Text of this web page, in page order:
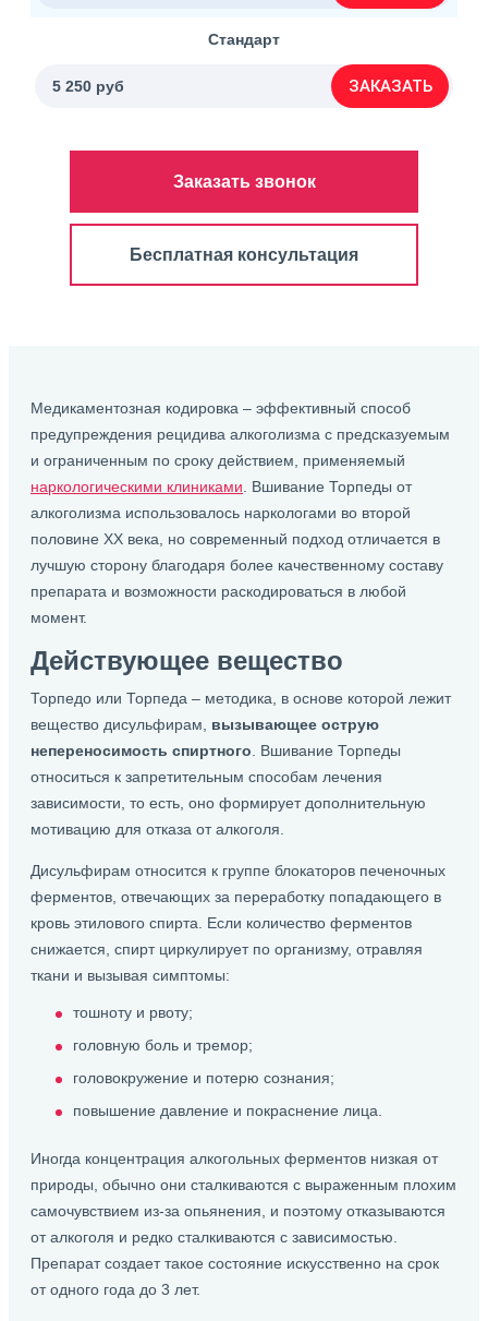
Стандарт
5 250 руб ЗАКАЗАТЬ
Заказать звонок
Бесплатная консультация
Медикаментозная кодировка – эффективный способ
предупреждения рецидива алкоголизма с предсказуемым
и ограниченным по сроку действием, применяемый
наркологическими клиниками . Вшивание Торпеды от
алкоголизма использовалось наркологами во второй
половине ХХ века, но современный подход отличается в
лучшую сторону благодаря более качественному составу
препарата и возможности раскодироваться в любой
момент.
Действующее вещество
Торпедо или Торпеда – методика, в основе которой лежит
вещество дисульфирам, вызывающее острую
непереносимость спиртного . Вшивание Торпеды
относиться к запретительным способам лечения
зависимости, то есть, оно формирует дополнительную
мотивацию для отказа от алкоголя.
Дисульфирам относится к группе блокаторов печеночных
ферментов, отвечающих за переработку попадающего в
кровь этилового спирта. Если количество ферментов
снижается, спирт циркулирует по организму, отравляя
ткани и вызывая симптомы:
тошноту и рвоту;
головную боль и тремор;
головокружение и потерю сознания;
повышение давление и покраснение лица.
Иногда концентрация алкогольных ферментов низкая от
природы, обычно они сталкиваются с выраженным плохим
самочувствием из-за опьянения, и поэтому отказываются
от алкоголя и редко сталкиваются с зависимостью.
Препарат создает такое состояние искусственно на срок
от одного года до 3 лет.